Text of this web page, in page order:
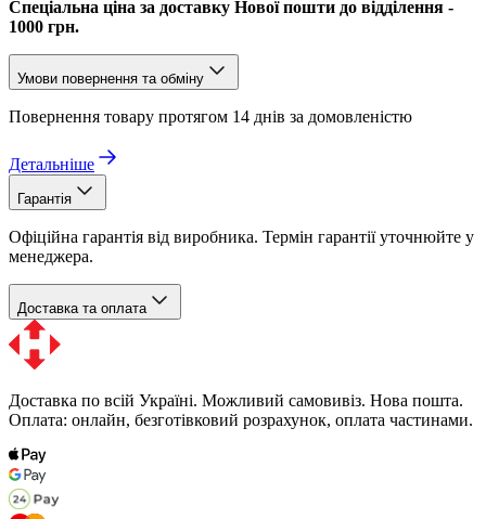
Спеціальна ціна за доставку Нової пошти до відділення -
1000 грн.
Умови повернення та обміну
Повернення товару протягом 14 днів за домовленістю
Детальніше
Гарантія
Офіційна гарантія від виробника. Термін гарантії уточнюйте у
менеджера.
Доставка та оплата
Доставка по всій Україні. Можливий самовивіз. Нова пошта.
Оплата: онлайн, безготівковий розрахунок, оплата частинами.